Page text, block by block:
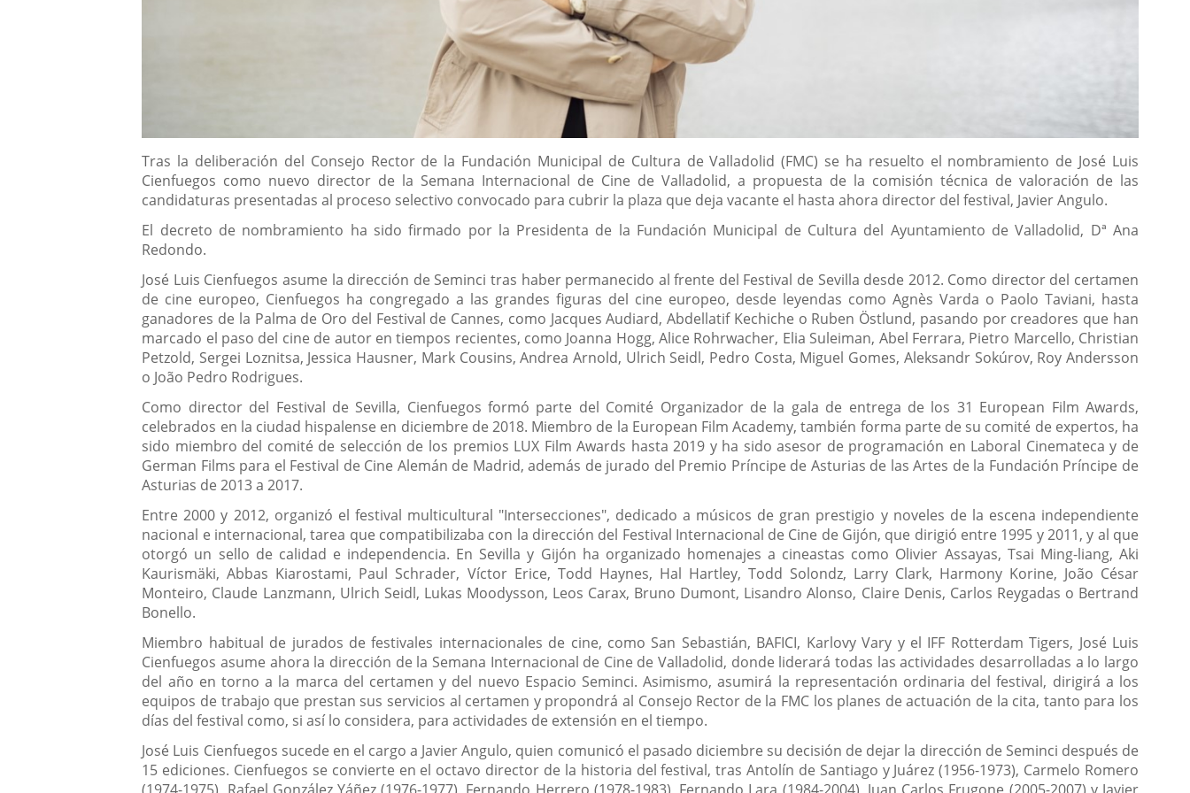
Descripción
Tras la deliberación del Consejo Rector de la Fundación Municipal de Cultura de Valladolid (FMC) se ha resuelto el nombramiento de José Luis
Cienfuegos como nuevo director de la Semana Internacional de Cine de Valladolid, a propuesta de la comisión técnica de valoración de las
candidaturas presentadas al proceso selectivo convocado para cubrir la plaza que deja vacante el hasta ahora director del festival, Javier Angulo.
El decreto de nombramiento ha sido firmado por la Presidenta de la Fundación Municipal de Cultura del Ayuntamiento de Valladolid, Dª Ana
Redondo.
José Luis Cienfuegos asume la dirección de Seminci tras haber permanecido al frente del Festival de Sevilla desde 2012. Como director del certamen
de cine europeo, Cienfuegos ha congregado a las grandes figuras del cine europeo, desde leyendas como Agnès Varda o Paolo Taviani, hasta
ganadores de la Palma de Oro del Festival de Cannes, como Jacques Audiard, Abdellatif Kechiche o Ruben Östlund, pasando por creadores que han
marcado el paso del cine de autor en tiempos recientes, como Joanna Hogg, Alice Rohrwacher, Elia Suleiman, Abel Ferrara, Pietro Marcello, Christian
Petzold, Sergei Loznitsa, Jessica Hausner, Mark Cousins, Andrea Arnold, Ulrich Seidl, Pedro Costa, Miguel Gomes, Aleksandr Sokúrov, Roy Andersson
o João Pedro Rodrigues.
Como director del Festival de Sevilla, Cienfuegos formó parte del Comité Organizador de la gala de entrega de los 31 European Film Awards,
celebrados en la ciudad hispalense en diciembre de 2018. Miembro de la European Film Academy, también forma parte de su comité de expertos, ha
sido miembro del comité de selección de los premios LUX Film Awards hasta 2019 y ha sido asesor de programación en Laboral Cinemateca y de
German Films para el Festival de Cine Alemán de Madrid, además de jurado del Premio Príncipe de Asturias de las Artes de la Fundación Príncipe de
Asturias de 2013 a 2017.
Entre 2000 y 2012, organizó el festival multicultural "Intersecciones", dedicado a músicos de gran prestigio y noveles de la escena independiente
nacional e internacional, tarea que compatibilizaba con la dirección del Festival Internacional de Cine de Gijón, que dirigió entre 1995 y 2011, y al que
otorgó un sello de calidad e independencia. En Sevilla y Gijón ha organizado homenajes a cineastas como Olivier Assayas, Tsai Ming-liang, Aki
Kaurismäki, Abbas Kiarostami, Paul Schrader, Víctor Erice, Todd Haynes, Hal Hartley, Todd Solondz, Larry Clark, Harmony Korine, João César
Monteiro, Claude Lanzmann, Ulrich Seidl, Lukas Moodysson, Leos Carax, Bruno Dumont, Lisandro Alonso, Claire Denis, Carlos Reygadas o Bertrand
Bonello.
Miembro habitual de jurados de festivales internacionales de cine, como San Sebastián, BAFICI, Karlovy Vary y el IFF Rotterdam Tigers, José Luis
Cienfuegos asume ahora la dirección de la Semana Internacional de Cine de Valladolid, donde liderará todas las actividades desarrolladas a lo largo
del año en torno a la marca del certamen y del nuevo Espacio Seminci. Asimismo, asumirá la representación ordinaria del festival, dirigirá a los
equipos de trabajo que prestan sus servicios al certamen y propondrá al Consejo Rector de la FMC los planes de actuación de la cita, tanto para los
días del festival como, si así lo considera, para actividades de extensión en el tiempo.
José Luis Cienfuegos sucede en el cargo a Javier Angulo, quien comunicó el pasado diciembre su decisión de dejar la dirección de Seminci después de
15 ediciones. Cienfuegos se convierte en el octavo director de la historia del festival, tras Antolín de Santiago y Juárez (1956-1973), Carmelo Romero